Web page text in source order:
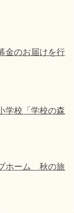
金のお届けを行
学校「学校の森
ホーム 秋の旅